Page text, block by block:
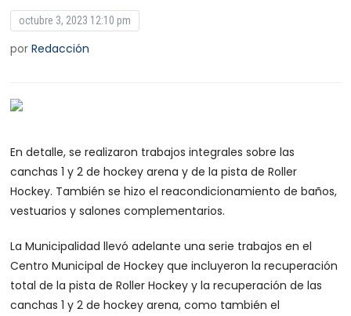
octubre 3, 2023 12:10 pm
porRedacción
En detalle, se realizaron trabajos integrales sobre las
canchas 1 y 2 de hockey arena y de la pista de Roller
Hockey. También se hizo el reacondicionamiento de baños,
vestuarios y salones complementarios.
La Municipalidad llevó adelante una serie trabajos en el
Centro Municipal de Hockey que incluyeron la recuperación
total de la pista de Roller Hockey y la recuperación de las
canchas 1 y 2 de hockey arena, como también el